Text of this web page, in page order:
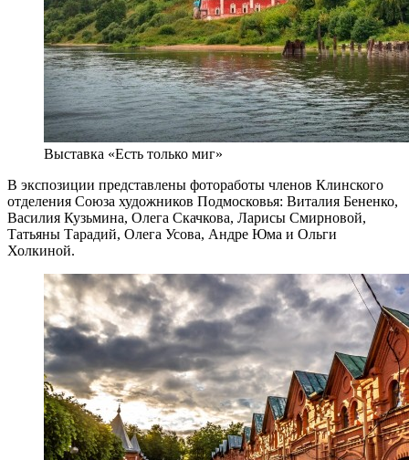
Выставка «Есть только миг»
В экспозиции представлены фотоработы членов Клинского
отделения Союза художников Подмосковья: Виталия Бененко,
Василия Кузьмина, Олега Скачкова, Ларисы Смирновой,
Татьяны Тарадий, Олега Усова, Андре Юма и Ольги
Холкиной.